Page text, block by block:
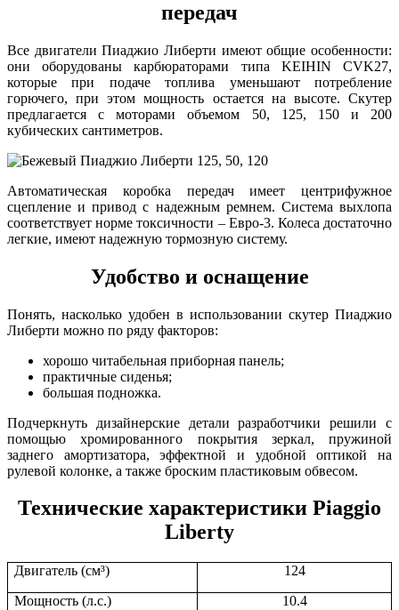
передач
Все двигатели Пиаджио Либерти имеют общие особенности:
они оборудованы карбюраторами типа KEIHIN CVK27,
которые при подаче топлива уменьшают потребление
горючего, при этом мощность остается на высоте. Скутер
предлагается с моторами объемом 50, 125, 150 и 200
кубических сантиметров.
Автоматическая коробка передач имеет центрифужное
сцепление и привод с надежным ремнем. Система выхлопа
соответствует норме токсичности – Евро-3. Колеса достаточно
легкие, имеют надежную тормозную систему.
Удобство и оснащение
Понять, насколько удобен в использовании скутер Пиаджио
Либерти можно по ряду факторов:
хорошо читабельная приборная панель;
практичные сиденья;
большая подножка.
Подчеркнуть дизайнерские детали разработчики решили с
помощью хромированного покрытия зеркал, пружиной
заднего амортизатора, эффектной и удобной оптикой на
рулевой колонке, а также броским пластиковым обвесом.
Технические характеристики Piaggio
Liberty
Двигатель (см³)
124
Мощность (л.с.)
10.4